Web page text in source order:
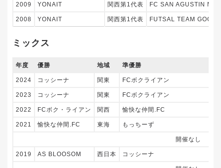
2009 YONAIT 関西第1代表 FC SAN AGUSTIN
2008 YONAIT 関西第1代表 FUTSAL TEAM
ミックス
年度 優勝 地域 準優勝
2024 コッシーナ 関東 FCボクライアン
2023 コッシーナ 関東 FCボクライアン
2022 FCボク・ライアン 関西 愉快な仲間.FC
2021 愉快な仲間.FC 東海 もっちーず
開催なし
2019 AS BLOOSOM 西日本 コッシーナ